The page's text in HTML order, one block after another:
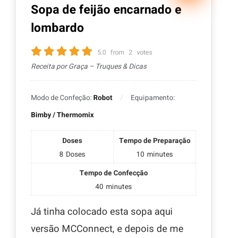
Sopa de feijão encarnado e
lombardo
5.0 from 2 votes
Receita por Graça – Truques & Dicas
Modo de Confeção:Robot
Equipamento:
Bimby / Thermomix
Doses
8 Doses
Tempo de Preparação
10 minutes
Tempo de Confecção
40 minutes
Já tinha colocado esta sopa aqui
versão MCConnect, e depois de me